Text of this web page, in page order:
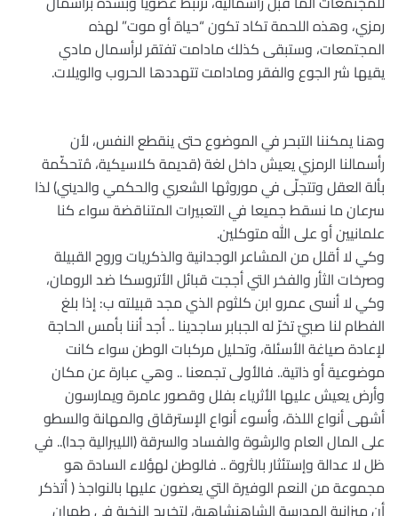
رمزي، وهذه اللحمة تكاد تكون “حياة أو موت” لهذه
المجتمعات، وستبقى كذلك مادامت تفتقر لرأسمال مادي
يقيها شر الجوع والفقر ومادامت تتهددها الحروب والويلات.
وهنا يمكننا التبحر في الموضوع حتى ينقطع النفس، لأن
رأسمالنا الرمزي يعيش داخل لغة (قديمة كلاسيكية، مُتحكّمة
بألة العقل وتتجلّى في موروثها الشعري والحكمي والديني) لذا
سرعان ما نسقط جميعا في التعبيرات المتناقضة سواء كنا
علمانيين أو على الله متوكلين.
وكي لا أقلل من المشاعر الوجدانية والذكريات وروح القبيلة
وصرخات الثأر والفخر التي أججت قبائل الأتروسكا ضد الرومان،
وكي لا أنسى عمرو ابن كلثوم الذي مجد قبيلته ب: إذا بلغ
الفطام لنا صبيّ تخرّ له الجبابر ساجدينا .. أجد أننا بأمس الحاجة
لإعادة صياغة الأسئلة، وتحليل مركبات الوطن سواء كانت
موضوعية أو ذاتية.. فالأولى تجمعنا .. وهي عبارة عن مكان
وأرض يعيش عليها الأثرياء بفلل وقصور عامرة ويمارسون
أشهى أنواع اللذة، وأسوء أنواع الإسترقاق والمهانة والسطو
على المال العام والرشوة والفساد والسرقة (الليبرالية جدا).. في
ظل لا عدالة وإستئثار بالثروة .. فالوطن لهؤلاء السادة هو
مجموعة من النعم الوفيرة التي يعضون عليها بالنواجذ ( أتذكر
أن ميزانية المدرسة الشاهنشاهية، لتخريج النخبة في طهران